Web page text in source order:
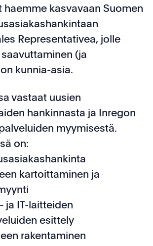
haemme kasvavaan Suomen
Representativea, jolle
(ja
kunnia-asia.
vastaat uusien
hankinnasta ja Inregon
myymisestä.
on:
kartoittaminen ja
ja IT-laitteiden
esittely
rakentaminen